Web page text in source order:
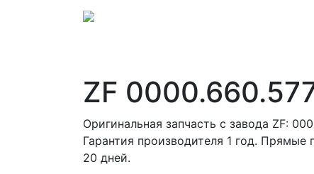
ZF
Оригинальная запчасть с завода ZF:
Гарантия производителя 1 год. Прямые
20 дней.